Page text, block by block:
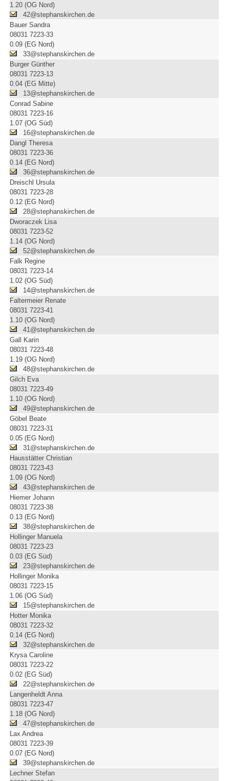
1.20 (OG Nord)
42@stephanskirchen.de
Bauer Sandra
08031 7223-33
0.09 (EG Nord)
33@stephanskirchen.de
Burger Günther
08031 7223-13
0.04 (EG Mitte)
13@stephanskirchen.de
Conrad Sabine
08031 7223-16
1.07 (OG Süd)
16@stephanskirchen.de
Dangl Theresa
08031 7223-36
0.14 (EG Nord)
36@stephanskirchen.de
Dreischl Ursula
08031 7223-28
0.12 (EG Nord)
28@stephanskirchen.de
Dworaczek Lisa
08031 7223-52
1.14 (OG Nord)
52@stephanskirchen.de
Falk Regine
08031 7223-14
1.02 (OG Süd)
14@stephanskirchen.de
Faltermeier Renate
08031 7223-41
1.10 (OG Nord)
41@stephanskirchen.de
Gall Karin
08031 7223-48
1.19 (OG Nord)
48@stephanskirchen.de
Gilch Eva
08031 7223-49
1.10 (OG Nord)
49@stephanskirchen.de
Göbel Beate
08031 7223-31
0.05 (EG Nord)
31@stephanskirchen.de
Hausstätter Christian
08031 7223-43
1.09 (OG Nord)
43@stephanskirchen.de
Hiemer Johann
08031 7223-38
0.13 (EG Nord)
38@stephanskirchen.de
Hollinger Manuela
08031 7223-23
0.03 (EG Süd)
23@stephanskirchen.de
Hollinger Monika
08031 7223-15
1.06 (OG Süd)
15@stephanskirchen.de
Hotter Monika
08031 7223-32
0.14 (EG Nord)
32@stephanskirchen.de
Krysa Caroline
08031 7223-22
0.02 (EG Süd)
22@stephanskirchen.de
Langenheldt Anna
08031 7223-47
1.18 (OG Nord)
47@stephanskirchen.de
Lax Andrea
08031 7223-39
0.07 (EG Nord)
39@stephanskirchen.de
Lechner Stefan